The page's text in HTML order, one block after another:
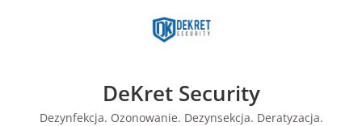
DeKret Security
Dezynfekcja. Ozonowanie. Dezynsekcja. Deratyzacja.